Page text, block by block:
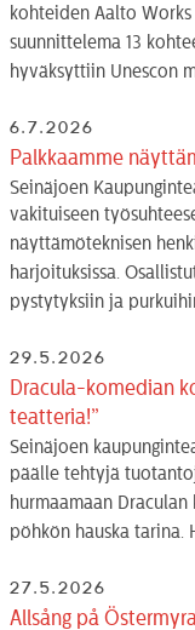
kohteiden Aalto
suunnittelema 13
hyväksyttiin Unescon
6.7.2026
Palkkaamme
Seinäjoen
vakituiseen
näyttämöteknisen
harjoituksissa.
pystytyksiin ja
29.5.2026
Dracula-komedian
teatteria!”
Seinäjoen
päälle tehtyjä
hurmaamaan
pöhkön hauska tarina.
27.5.2026
Allsång på